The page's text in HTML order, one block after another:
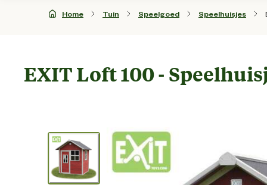
Home Tuin Speelgoed Speelhuisjes
EXIT Loft 100 -